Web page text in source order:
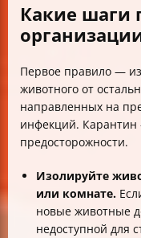
Какие шаги
Первое правило —
животного от
направленных на
инфекций.
предосторожности.
Изолируйте
или комнате.
новые животные
недоступной для